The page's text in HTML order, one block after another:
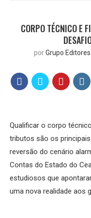
CORPO TÉCNICO E
porGrupo Editores
Qualificar o corpo
tributos são os
reversão do cenário
Contas do Estado do
estudiosos que
uma nova realidade aos